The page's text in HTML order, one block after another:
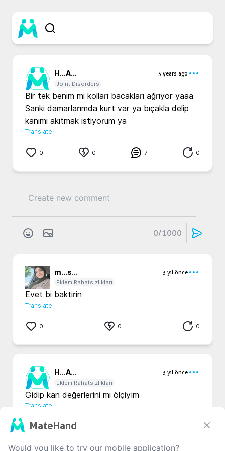
H...A...
3 years ago
Joint Disorders
Bir tek benim mı kolları bacakları ağrıyor yaaa
Sanki damarlarımda kurt var ya bıçakla delip
Translate
0 0 7 0
0/1000
m...s...
3 yıl önce
Eklem Rahatsızlıkları
Evet bi baktirin
Translate
0 0 0
H...A...
3 yıl önce
Eklem Rahatsızlıkları
Gidip kan değerlerini mı ölçiyim
Translate
0
MateHand
Would you like to try our mobile application?